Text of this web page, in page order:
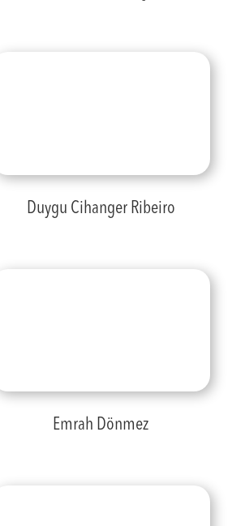
Duygu Cihanger Ribeiro
Emrah Dönmez